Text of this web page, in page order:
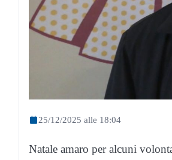
25/12/2025 alle 18:04
Natale amaro per alcuni